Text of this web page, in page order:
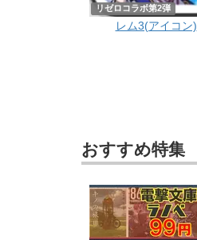
リゼロコラボ第2弾
レム3(アイコン)
おすすめ特集